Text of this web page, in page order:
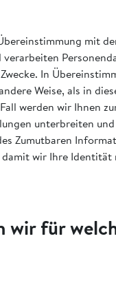
mit
In
Weise, als in
werden wir Ihnen
unterbreiten
Zumutbaren
wir Ihre
wir für